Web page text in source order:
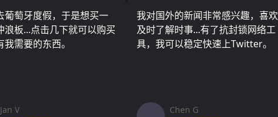
葡萄牙度假，于是想买一
浪板...点击几下就可以购买
我需要的东西。
Jan V
我对国外的新闻非常感兴趣，喜欢
及时了解时事...有了抗封锁网络工
具，我可以稳定快速上Twitter。
Chen G